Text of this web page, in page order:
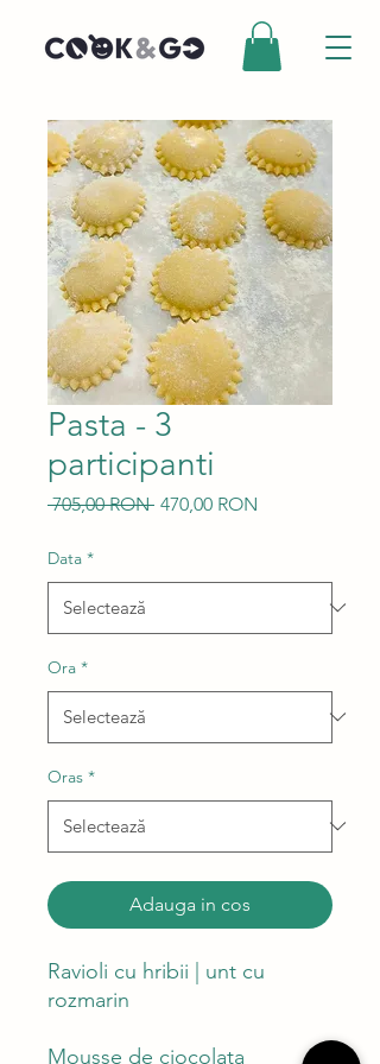
Pasta - 3
participanti
705,00 RON Preț
470,00 RON
Data *
Ora *
Oras *
Adauga in cos
Ravioli cu hribii | unt cu
rozmarin
Mousse de ciocolata